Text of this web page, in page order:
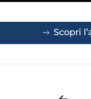
Scopri